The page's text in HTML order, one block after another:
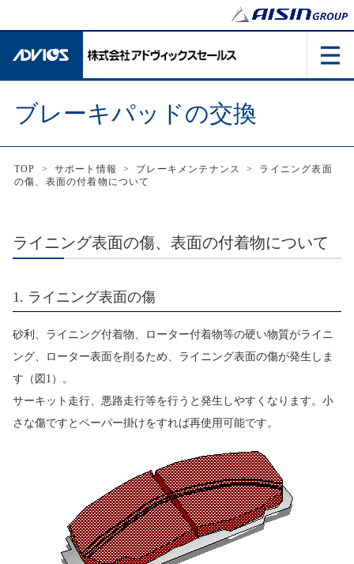
ブレーキパッドの交換
TOP > サポート情報 > ブレーキメンテナンス >
ライニング表面
の傷、表面の付着物について
ライニング表面の傷、表面の付着物について
1. ライニング表面の傷
砂利、ライニング付着物、ローター付着物等の硬い物質がライニ
ング、ローター表面を削るため、ライニング表面の傷が発生しま
す（図1）。
サーキット走行、悪路走行等を行うと発生しやすくなります。小
さな傷ですとペーパー掛けをすれば再使用可能です。